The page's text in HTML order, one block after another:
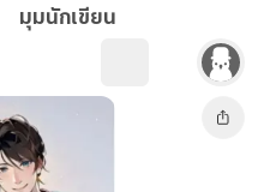
มุมนักเขียน